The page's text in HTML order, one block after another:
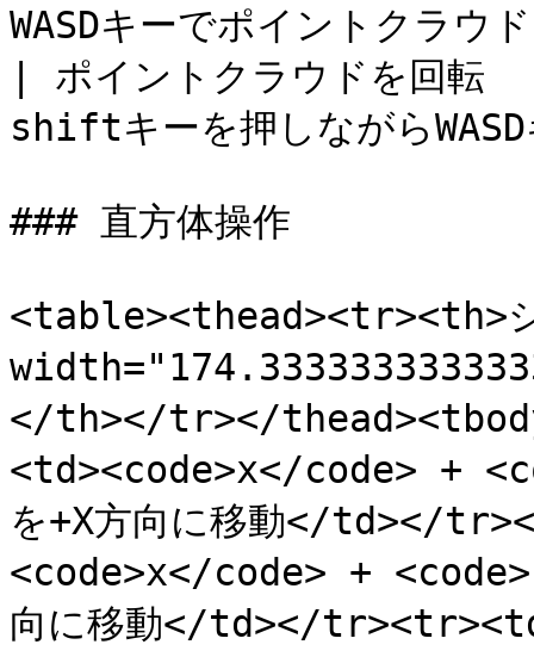
WASDキーでポイントク
| ポイントクラウドを
shiftキーを押しながら
### 直方体操作
<table><thead><tr><th>
</th></tr></
<td><code>x</code> +
を+X方向に移動</td></
<code>x</code> +
向に移動</td></